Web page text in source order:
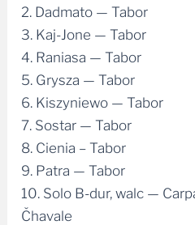
2. Dadmato — Tabor
3. Kaj-Jone — Tabor
4. Raniasa — Tabor
5. Grysza — Tabor
6. Kiszyniewo — Tabor
7. Sostar — Tabor
8. Cienia – Tabor
9. Patra — Tabor
10. Solo B-dur, walc —
Čhavale